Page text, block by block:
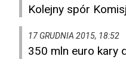
Kolejny spór
17 GRUDNIA 2015, 18:52
350 mln euro kary